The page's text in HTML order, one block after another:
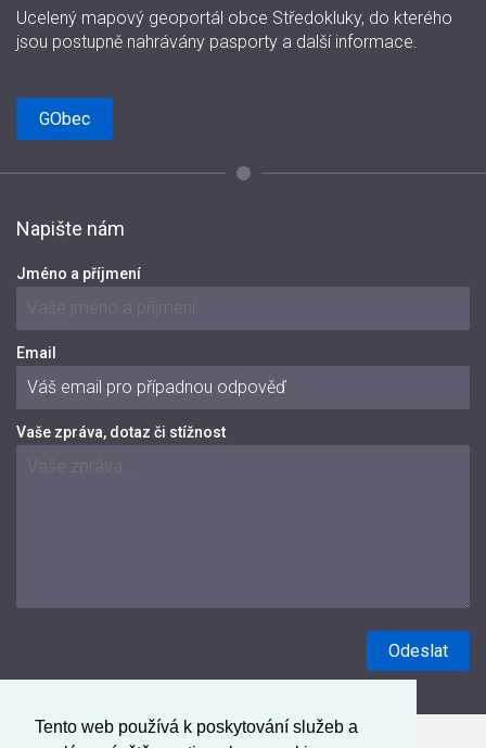
Tento web používá k poskytování služeb a
Ucelený mapový geoportál obce Středokluky, do kterého
jsou postupně nahrávány pasporty a další informace.
GObec
Napište nám
Jméno a příjmení
Email
Vaše zpráva, dotaz či stížnost